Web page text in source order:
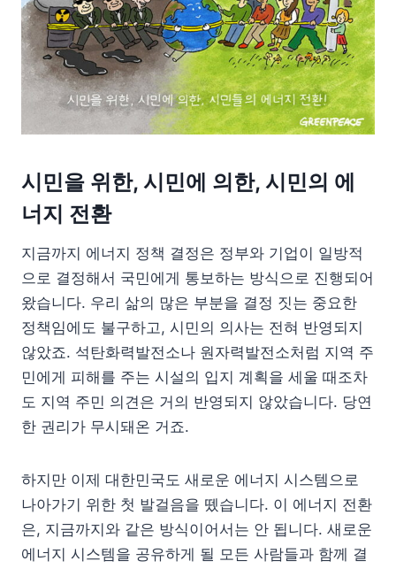
시민을 위한, 시민에 의한, 시민의 에
너지 전환
지금까지 에너지 정책 결정은 정부와 기업이 일방적
으로 결정해서 국민에게 통보하는 방식으로 진행되어
왔습니다. 우리 삶의 많은 부분을 결정 짓는 중요한
정책임에도 불구하고, 시민의 의사는 전혀 반영되지
않았죠. 석탄화력발전소나 원자력발전소처럼 지역 주
민에게 피해를 주는 시설의 입지 계획을 세울 때조차
도 지역 주민 의견은 거의 반영되지 않았습니다. 당연
한 권리가 무시돼온 거죠.
하지만 이제 대한민국도 새로운 에너지 시스템으로
나아가기 위한 첫 발걸음을 뗐습니다. 이 에너지 전환
은, 지금까지와 같은 방식이어서는 안 됩니다. 새로운
에너지 시스템을 공유하게 될 모든 사람들과 함께 결